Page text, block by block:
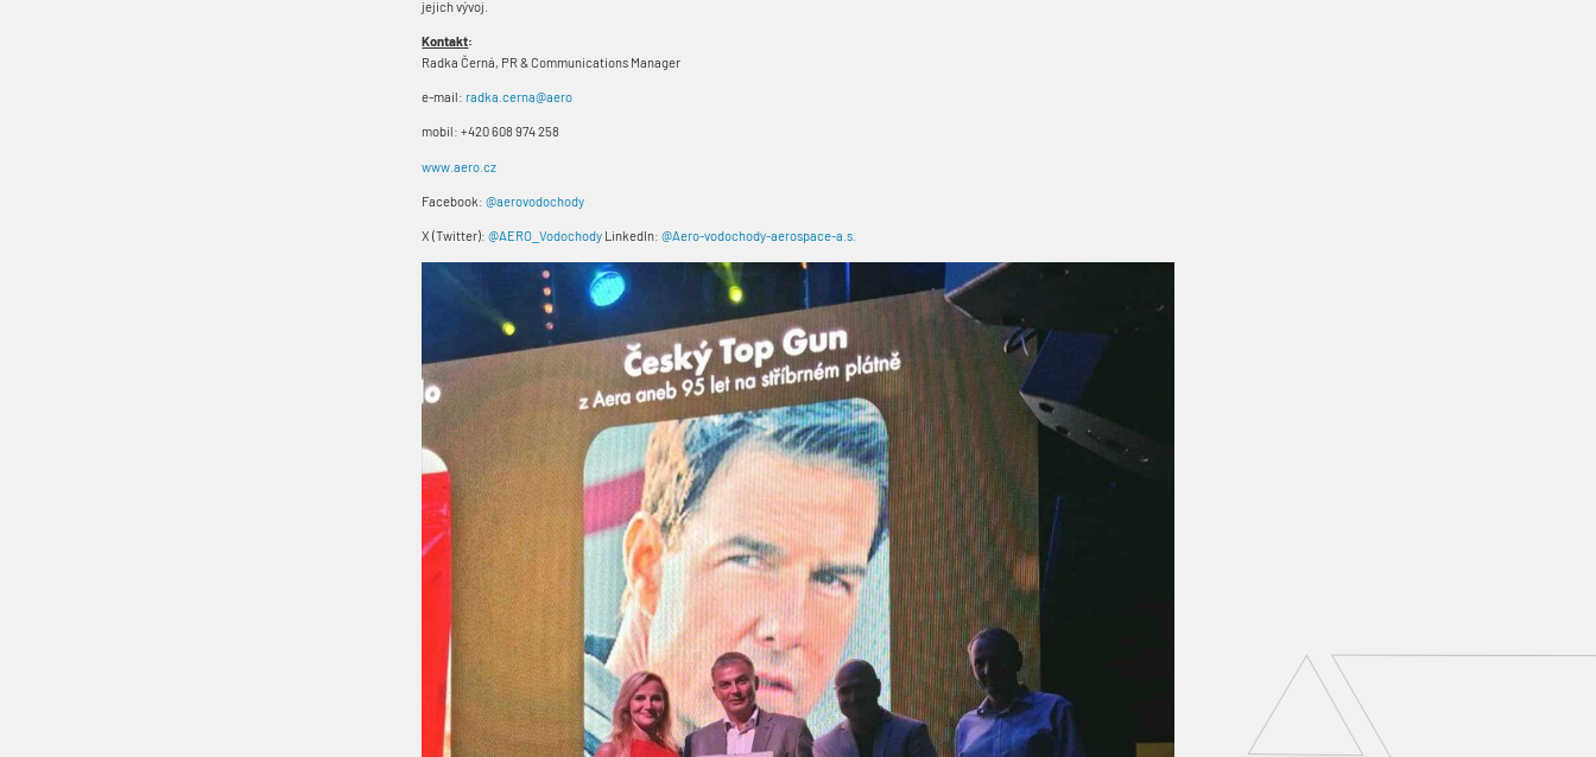
jejich vývoj.
Kontakt:
Radka Černá, PR & Communications Manager
e-mail:radka.cerna@aero
mobil: +420 608 974 258
www.aero.cz
Facebook:@aerovodochody
X (Twitter):@AERO_Vodochody LinkedIn:@Aero-vodochody-aerospace-a.s.